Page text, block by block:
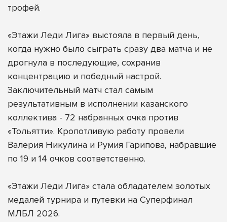
трофей.
«Этажи Леди Лига» выстояла в первый день,
когда нужно было сыграть сразу два матча и не
дрогнула в последующие, сохранив
концентрацию и победный настрой.
Заключительный матч стал самым
результативным в исполнении казанского
коллектива - 72 набранных очка против
«Тольятти». Кропотливую работу провели
Валерия Никулина и Румия Гарипова, набравшие
по 19 и 14 очков соответственно.
«Этажи Леди Лига» стала обладателем золотых
медалей турнира и путевки на Суперфинал
МЛБЛ 2026.